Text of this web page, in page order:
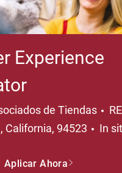
Experience
de Tiendas
California, 94523 In
Aplicar Ahora